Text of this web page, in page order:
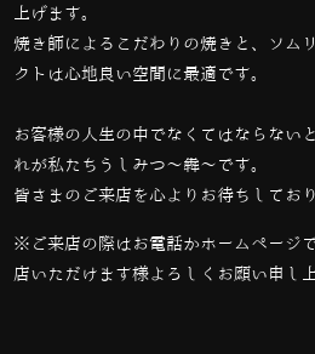
上げます。
焼き師によるこだわりの焼きと、ソム
クトは心地良い空間に最適です。
お客様の人生の中でなくてはならない
れが私たちうしみつ～犇～です。
皆さまのご来店を心よりお待ちしており
※ご来店の際はお電話かホームページ
店いただけます様よろしくお願い申し